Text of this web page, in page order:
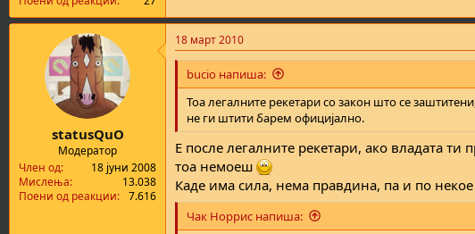
statusQuO
Модератор
Член од
18 јуни 2008
Мислења
13.038
Поени од реакции
7.616
18 март 2010
bucio напиша:
Тоа легалните рекетари со закон што се
не ги штити барем официјално.
Е после легалните рекетари, ако владата ти
тоа немоеш
Каде има сила, нема правдина, па и по
Чак Норрис напиша: